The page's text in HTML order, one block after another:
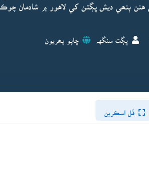
جي سزا جو حڪم ٻڌايو ويو ۽ 23 مارچ 1931ع تي هنن ٻنھي ديش ڀڳتن کي لاهور ۾
ڀڳت سنگهہ ڇاپو پھريون
فُل اسڪرين